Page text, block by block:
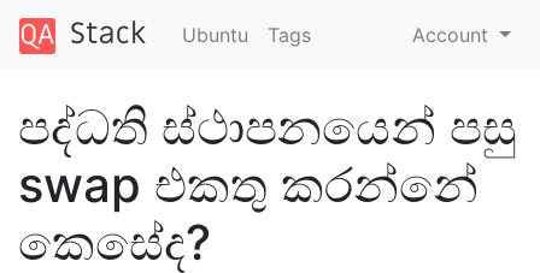
Ubuntu Tags Account
පද්ධති ස්ථාපනයෙන් පසු
swap එකතු කරන්නේ
කෙසේද?